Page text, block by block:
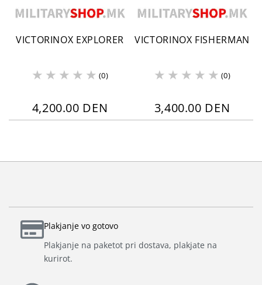
VICTORINOX EXPLORER
(0)
4,200.00 DEN
VICTORINOX FISHERMAN
(0)
3,400.00 DEN
Plakjanje vo gotovo
Plakjanje na paketot pri dostava, plakjate na
kurirot.